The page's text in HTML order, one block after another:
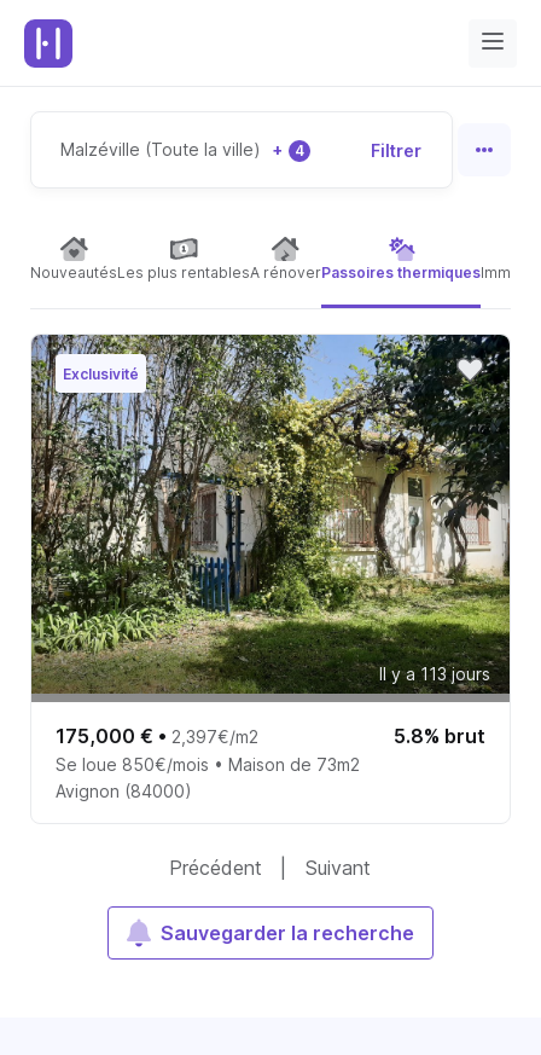
Malzéville (Toute la ville) + 4 Filtrer
NouveautésLes plus rentablesA rénoverPassoires thermiques
Exclusivité
Il y a 113 jours
175,000 € • 2,397€/m2 5.8% brut
Se loue 850€/mois • Maison de 73m2
Avignon (84000)
Précédent Suivant
Sauvegarder la recherche